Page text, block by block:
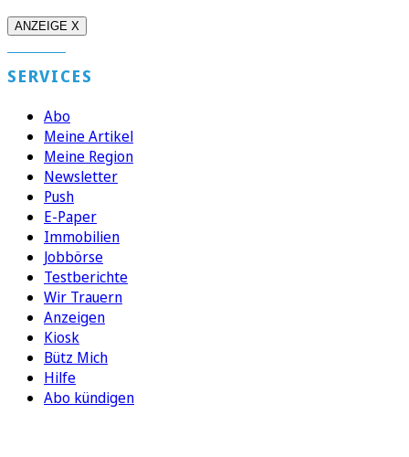
ANZEIGE X
SERVICES
Abo
Meine Artikel
Meine Region
Newsletter
Push
E-Paper
Immobilien
Jobbörse
Testberichte
Wir Trauern
Anzeigen
Kiosk
Bütz Mich
Hilfe
Abo kündigen